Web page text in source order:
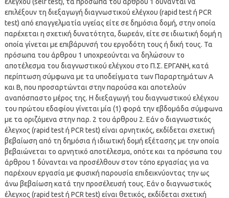
επιλέξουν τη διεξαγωγή διαγνωστικού ελέγχου (rapid test ή PCR
test) από επαγγελματία υγείας είτε σε δημόσια δομή, στην οποία
παρέχεται η σχετική δυνατότητα, δωρεάν, είτε σε ιδιωτική δομή η
οποία γίνεται με επιβάρυνσή του εργοδότη τους ή δική τους. Τα
πρόσωπα του άρθρου 1 υποχρεούνται να δηλώσουν το
αποτέλεσμα του διαγνωστικού ελέγχου στο Π.Σ. ΕΡΓΑΝΗ, κατά
περίπτωση σύμφωνα με τα υποδείγματα των Παραρτημάτων Α
και Β, που προσαρτώνται στην παρούσα και αποτελούν
αναπόσπαστο μέρος της. Η διεξαγωγή του διαγνωστικού ελέγχου
του πρώτου εδαφίου γίνεται μία (1) φορά την εβδομάδα σύμφωνα
με τα οριζόμενα στην παρ. 2 του άρθρου 2. Εάν ο διαγνωστικός
έλεγχος (rapid test ή PCR test) είναι αρνητικός, εκδίδεται σχετική
βεβαίωση από τη δημόσια ή ιδιωτική δομή εξέτασης με την οποία
βεβαιώνεται το αρνητικό αποτέλεσμα, οπότε και τα πρόσωπα του
άρθρου 1 δύνανται να προσέλθουν στον τόπο εργασίας για να
παρέχουν εργασία με φυσική παρουσία επιδεικνύοντας την ως
άνω βεβαίωση κατά την προσέλευσή τους. Εάν ο διαγνωστικός
έλεγχος (rapid test ή PCR test) είναι θετικός, εκδίδεται σχετική